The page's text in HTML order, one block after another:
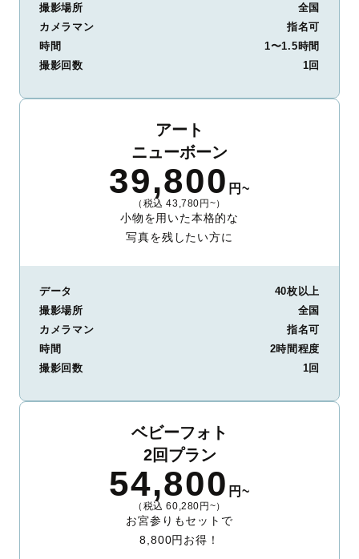
撮影場所
全国
カメラマン
指名可
時間
1〜1.5時間
撮影回数
1回
アート
ニューボーン
39,800 円~
（税込 43,780円~）
小物を用いた本格的な
写真を残したい方に
データ
40枚以上
撮影場所
全国
カメラマン
指名可
時間
2時間程度
撮影回数
1回
ベビーフォト
2回プラン
54,800 円~
（税込 60,280円~）
お宮参りもセットで
8,800円お得！